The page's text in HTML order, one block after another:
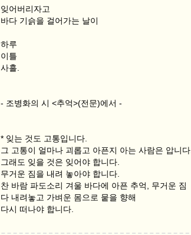
잊어버리자고
바다 기슭을 걸어가는 날이
하루
이틀
사흘.
- 조병화의 시 <추억>(전문)에서 -
* 잊는 것도 고통입니다.
그 고통이 얼마나 괴롭고 아픈지 아는 사람은 압니다.
그래도 잊을 것은 잊어야 합니다.
무거운 짐을 내려 놓아야 합니다.
찬 바람 파도소리 겨울 바다에 아픈 추억, 무거운 짐
다 내려놓고 가벼운 몸으로 뭍을 향해
다시 떠나야 합니다.